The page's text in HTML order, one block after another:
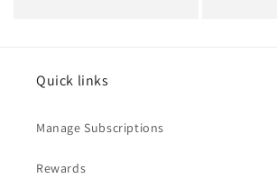
Quick links
Manage Subscriptions
Rewards